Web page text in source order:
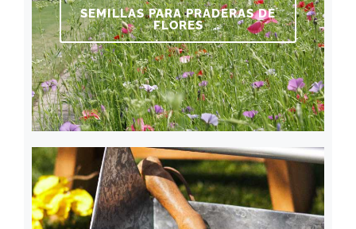
SEMILLAS PARA PRADERAS DE
FLORES